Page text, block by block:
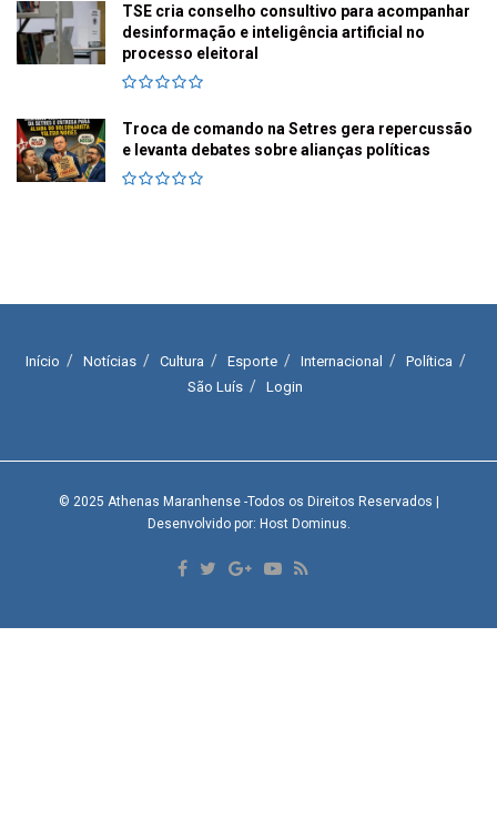
TSE cria conselho consultivo para acompanhar
desinformação e inteligência artificial no
processo eleitoral
Troca de comando na Setres gera repercussão
e levanta debates sobre alianças políticas
Início Notícias Cultura Esporte Internacional
Política
São Luís
Login
© 2025 Athenas Maranhense-Todos os Direitos Reservados |
Desenvolvido por: Host Dominus